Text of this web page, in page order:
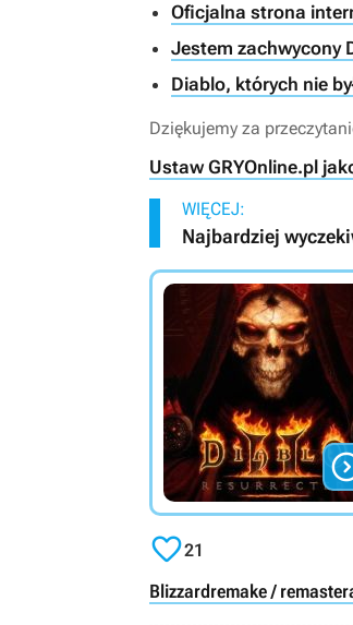
Oficjalna strona
Jestem zachwycony
Diablo, których nie
Dziękujemy za
Ustaw GRYOnline.pl
WIĘCEJ:
Najbardziej
21
Blizzardremake / remaster